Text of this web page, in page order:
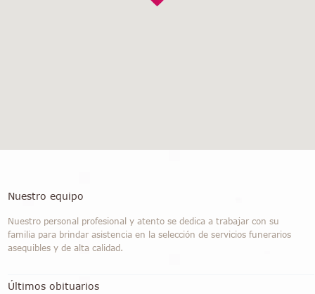
Nuestro equipo
Nuestro personal profesional y atento se dedica a trabajar con su
familia para brindar asistencia en la selección de servicios funerarios
asequibles y de alta calidad.
Últimos obituarios